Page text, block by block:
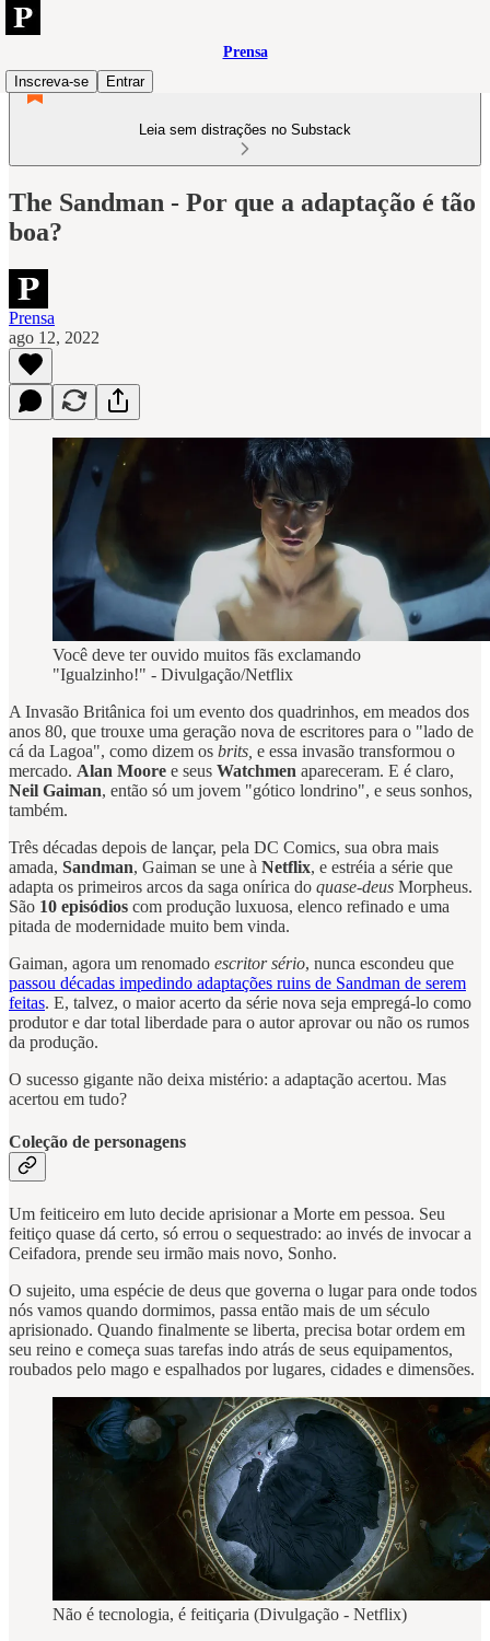
Prensa
Inscreva-se
Entrar
Leia sem distrações no Substack
The Sandman - Por que a adaptação é tão
boa?
Prensa
ago 12, 2022
Você deve ter ouvido muitos fãs exclamando
"Igualzinho!" - Divulgação/Netflix
A Invasão Britânica foi um evento dos quadrinhos, em meados dos
anos 80, que trouxe uma geração nova de escritores para o "lado de
cá da Lagoa", como dizem os brits, e essa invasão transformou o
mercado. Alan Moore e seus Watchmen apareceram. E é claro,
Neil Gaiman, então só um jovem "gótico londrino", e seus sonhos,
também.
Três décadas depois de lançar, pela DC Comics, sua obra mais
amada, Sandman, Gaiman se une à Netflix, e estréia a série que
adapta os primeiros arcos da saga onírica do quase-deus Morpheus.
São 10 episódios com produção luxuosa, elenco refinado e uma
pitada de modernidade muito bem vinda.
Gaiman, agora um renomado escritor sério, nunca escondeu que
passou décadas impedindo adaptações ruins de Sandman de serem
feitas. E, talvez, o maior acerto da série nova seja empregá-lo como
produtor e dar total liberdade para o autor aprovar ou não os rumos
da produção.
O sucesso gigante não deixa mistério: a adaptação acertou. Mas
acertou em tudo?
Coleção de personagens
Um feiticeiro em luto decide aprisionar a Morte em pessoa. Seu
feitiço quase dá certo, só errou o sequestrado: ao invés de invocar a
Ceifadora, prende seu irmão mais novo, Sonho.
O sujeito, uma espécie de deus que governa o lugar para onde todos
nós vamos quando dormimos, passa então mais de um século
aprisionado. Quando finalmente se liberta, precisa botar ordem em
seu reino e começa suas tarefas indo atrás de seus equipamentos,
roubados pelo mago e espalhados por lugares, cidades e dimensões.
Não é tecnologia, é feitiçaria (Divulgação - Netflix)